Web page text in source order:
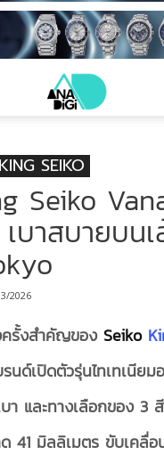
KING SEIKO
Seiko
บาสบายบน
2026
รั้งสำคัญของ Seiko
นด์เปิดตัวรุ่นไทเทเนีย
า และทางเลือกของ 3
41 มิลลิเมตร ขับเคลื่